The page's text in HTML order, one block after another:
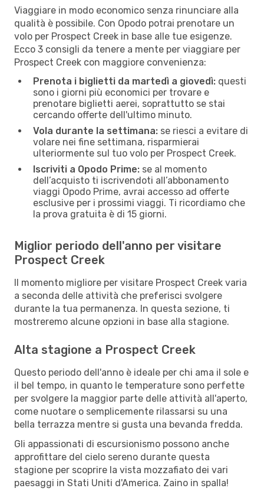
Viaggiare in modo economico senza rinunciare alla
qualità è possibile. Con Opodo potrai prenotare un
volo per Prospect Creek in base alle tue esigenze.
Ecco 3 consigli da tenere a mente per viaggiare per
Prospect Creek con maggiore convenienza:
Prenota i biglietti da martedì a giovedì: questi
sono i giorni più economici per trovare e
prenotare biglietti aerei, soprattutto se stai
cercando offerte dell'ultimo minuto.
Vola durante la settimana: se riesci a evitare di
volare nei fine settimana, risparmierai
ulteriormente sul tuo volo per Prospect Creek.
Iscriviti a Opodo Prime: se al momento
dell’acquisto ti iscrivendoti all’abbonamento
viaggi Opodo Prime, avrai accesso ad offerte
esclusive per i prossimi viaggi. Ti ricordiamo che
la prova gratuita è di 15 giorni.
Miglior periodo dell'anno per visitare
Prospect Creek
Il momento migliore per visitare Prospect Creek varia
a seconda delle attività che preferisci svolgere
durante la tua permanenza. In questa sezione, ti
mostreremo alcune opzioni in base alla stagione.
Alta stagione a Prospect Creek
Questo periodo dell'anno è ideale per chi ama il sole e
il bel tempo, in quanto le temperature sono perfette
per svolgere la maggior parte delle attività all'aperto,
come nuotare o semplicemente rilassarsi su una
bella terrazza mentre si gusta una bevanda fredda.
Gli appassionati di escursionismo possono anche
approfittare del cielo sereno durante questa
stagione per scoprire la vista mozzafiato dei vari
paesaggi in Stati Uniti d'America. Zaino in spalla!